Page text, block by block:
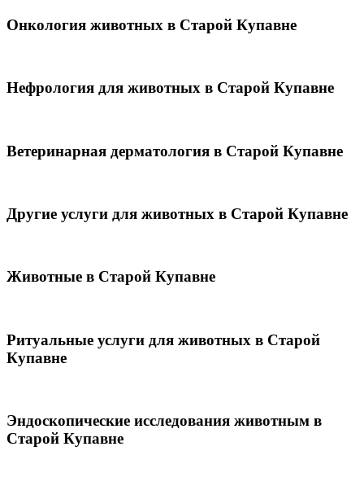
Онкология животных в Старой Купавне
Нефрология для животных в Старой Купавне
Ветеринарная дерматология в Старой Купавне
Другие услуги для животных в Старой Купавне
Животные в Старой Купавне
Ритуальные услуги для животных в Старой
Купавне
Эндоскопические исследования животным в
Старой Купавне